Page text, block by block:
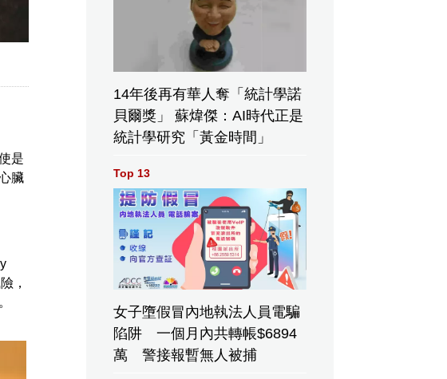
是
臟
，
14年後再有華人奪「統計學諾
貝爾獎」 蘇煒傑：AI時代正是
統計學研究「黃金時間」
Top 13
女子墮假冒內地執法人員電騙
陷阱 一個月內共轉帳$6894
萬 警接報暫無人被捕